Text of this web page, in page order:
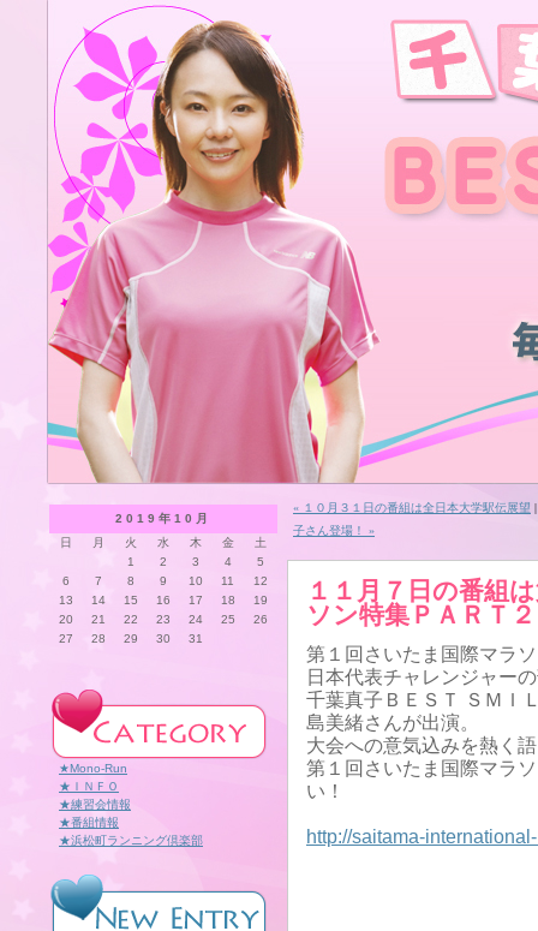
2019年10月
日
月 火 水 木 金
土
1
2 3 4
5
6
7 8 9 10 11
12
13
14 15 16 17 18
19
20
21 22 23 24 25
26
27
28 29 30 31
★Mono-Run
★ＩＮＦＯ
★練習会情報
★番組情報
★浜松町ランニング倶楽部
« １０月３１日の番組は全日本大学駅伝展望
子さん登場！ »
１１月７日の番組
ソン特集ＰＡＲＴ２
第１回さいたま国際マラ
日本代表チャレンジャー
千葉真子ＢＥＳＴ ＳＭＩ
島美緒さんが出演。
大会への意気込みを熱く
第１回さいたま国際マラ
い！
http://saitama-